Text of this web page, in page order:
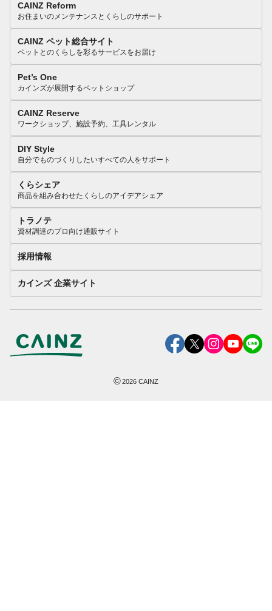
CAINZ Reform
お住まいのメンテナンスとくらしのサポート
CAINZ ペット総合サイト
ペットとのくらしを彩るサービスをお届け
Pet’s One
カインズが展開するペットショップ
CAINZ Reserve
ワークショップ、施設予約、工具レンタル
DIY Style
自分でものづくりしたいすべての人をサポート
くらシェア
商品を組み合わせたくらしのアイデアシェア
トラノテ
資材調達のプロ向け通販サイト
採用情報
カインズ 企業サイト
©2026 CAINZ